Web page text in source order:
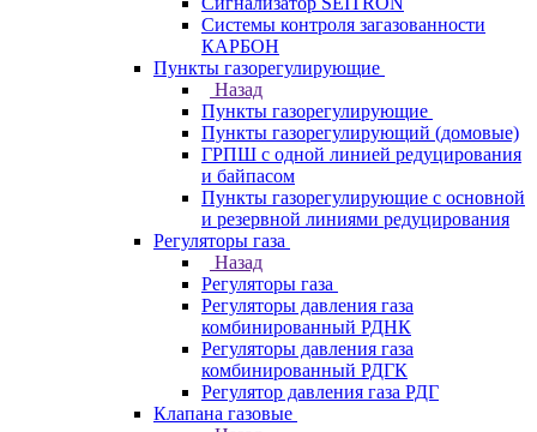
Системы контроля загазованности
КАРБОН
Пункты газорегулирующие
Назад
Пункты газорегулирующие
Пункты газорегулирующий (домовые)
ГРПШ с одной линией редуцирования
и байпасом
Пункты газорегулирующие с основной
и резервной линиями редуцирования
Регуляторы газа
Назад
Регуляторы газа
Регуляторы давления газа
комбинированный РДНК
Регуляторы давления газа
комбинированный РДГК
Регулятор давления газа РДГ
Клапана газовые